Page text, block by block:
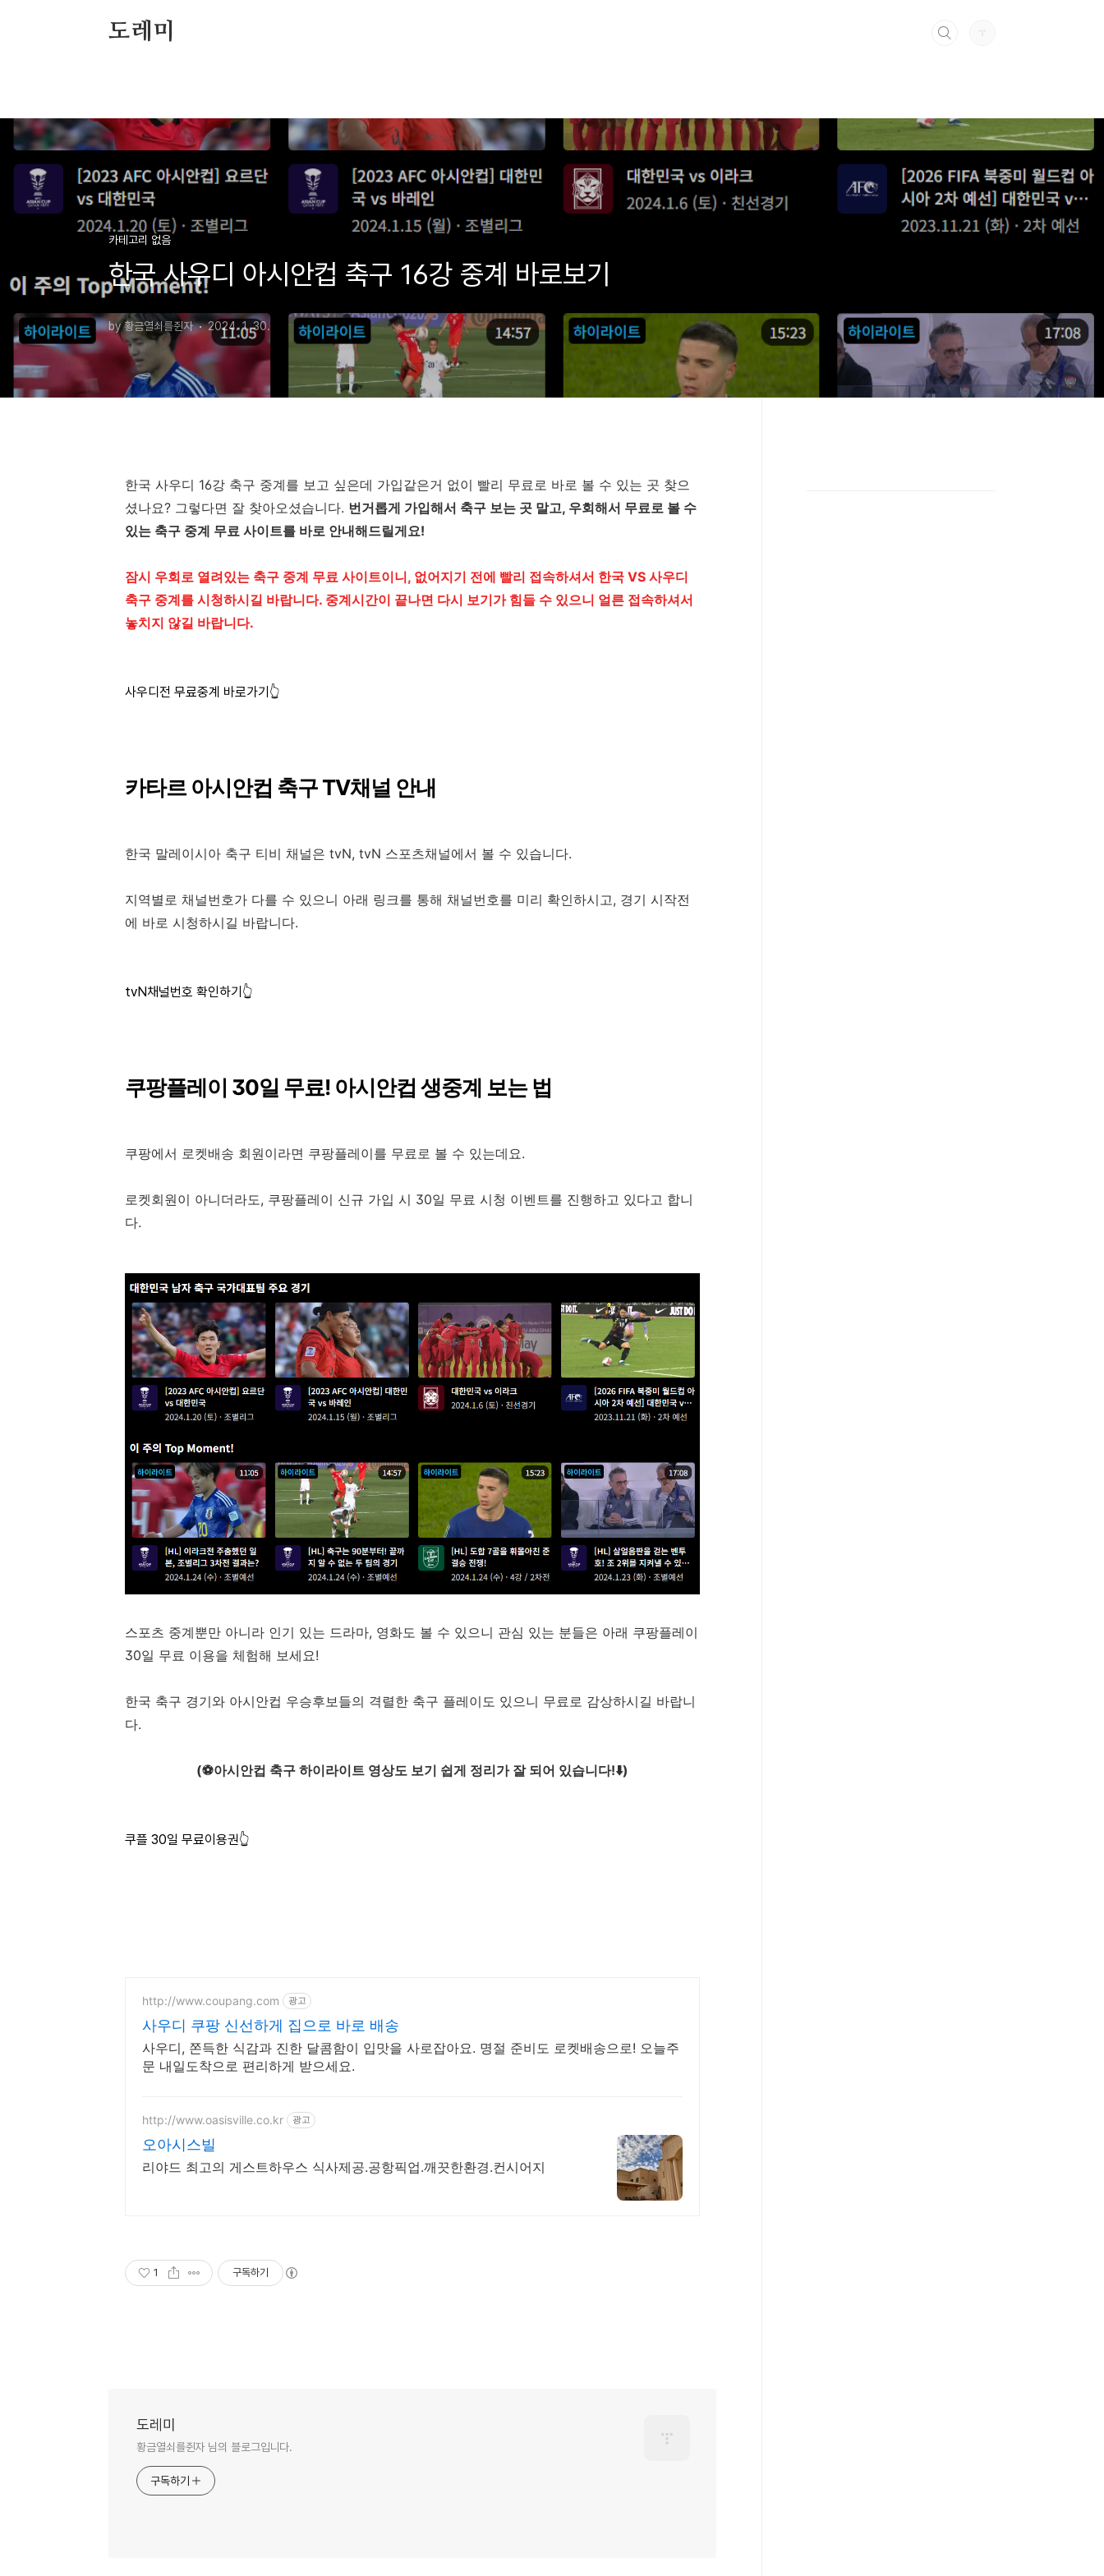
도레미
카테고리 없음
한국 사우디 아시안컵 축구 16강 중계 바로보기
by 황금열쇠를쥔자 2024. 1. 30.
한국 사우디 16강 축구 중계를 보고 싶은데 가입같은거 없이 빨리 무료로 바로 볼 수 있는 곳 찾으
셨나요? 그렇다면 잘 찾아오셨습니다. 번거롭게 가입해서 축구 보는 곳 말고, 우회해서 무료로 볼 수
있는 축구 중계 무료 사이트를 바로 안내해드릴게요!
잠시 우회로 열려있는 축구 중계 무료 사이트이니, 없어지기 전에 빨리 접속하셔서 한국 VS 사우디
축구 중계를 시청하시길 바랍니다. 중계시간이 끝나면 다시 보기가 힘들 수 있으니 얼른 접속하셔서
놓치지 않길 바랍니다.
사우디전 무료중계 바로가기👆
카타르 아시안컵 축구 TV채널 안내
한국 말레이시아 축구 티비 채널은 tvN, tvN 스포츠채널에서 볼 수 있습니다.
지역별로 채널번호가 다를 수 있으니 아래 링크를 통해 채널번호를 미리 확인하시고, 경기 시작전
에 바로 시청하시길 바랍니다.
tvN채널번호 확인하기👆
쿠팡플레이 30일 무료! 아시안컵 생중계 보는 법
쿠팡에서 로켓배송 회원이라면 쿠팡플레이를 무료로 볼 수 있는데요.
로켓회원이 아니더라도, 쿠팡플레이 신규 가입 시 30일 무료 시청 이벤트를 진행하고 있다고 합니
다.
스포츠 중계뿐만 아니라 인기 있는 드라마, 영화도 볼 수 있으니 관심 있는 분들은 아래 쿠팡플레이
30일 무료 이용을 체험해 보세요!
한국 축구 경기와 아시안컵 우승후보들의 격렬한 축구 플레이도 있으니 무료로 감상하시길 바랍니
다.
(⚽아시안컵 축구 하이라이트 영상도 보기 쉽게 정리가 잘 되어 있습니다!⬇️)
쿠플 30일 무료이용권👆
http://www.coupang.com 광고
사우디 쿠팡 신선하게 집으로 바로 배송
사우디, 쫀득한 식감과 진한 달콤함이 입맛을 사로잡아요. 명절 준비도 로켓배송으로! 오늘주
문 내일도착으로 편리하게 받으세요.
http://www.oasisville.co.kr 광고
오아시스빌
리야드 최고의 게스트하우스 식사제공.공항픽업.깨끗한환경.컨시어지
1 구독하기
도레미
황금열쇠를쥔자 님의 블로그입니다.
구독하기